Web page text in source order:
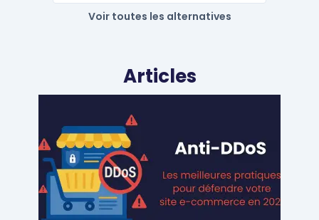
Voir toutes les alternatives
Articles